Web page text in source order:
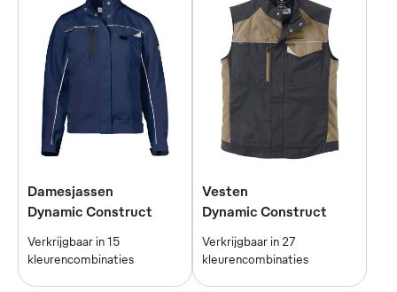
Damesjassen
Dynamic Construct
Verkrijgbaar in 15
kleurencombinaties
Vesten
Dynamic Construct
Verkrijgbaar in 27
kleurencombinaties